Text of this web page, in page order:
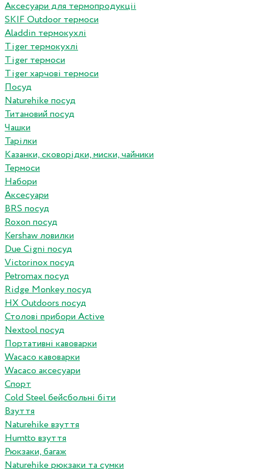
Аксесуари для термопродукціі
SKIF Outdoor термоси
Aladdin термокухлі
Tiger термокухлі
Tiger термоси
Tiger харчові термоси
Посуд
Naturehike посуд
Титановий посуд
Чашки
Тарілки
Казанки, сковорідки, миски, чайники
Термоси
Набори
Аксесуари
BRS посуд
Roxon посуд
Kershaw ловилки
Due Cigni посуд
Victorinox посуд
Petromax посуд
Ridge Monkey посуд
HX Outdoors посуд
Столові прибори Active
Nextool посуд
Портативні кавоварки
Wacaco кавоварки
Wacaco аксесуари
Спорт
Cold Steel бейсбольні біти
Взуття
Naturehike взуття
Humtto взуття
Рюкзаки, багаж
Naturehike рюкзаки та сумки